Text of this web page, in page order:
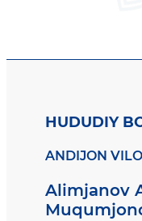
HUDUDIY
ANDIJON
Alimjanov